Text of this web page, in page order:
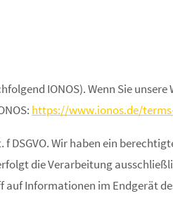
IONOS). Wenn Sie
https://www.ionos.de/
DSGVO. Wir haben ein
die Verarbeitung
Informationen im Endgerät